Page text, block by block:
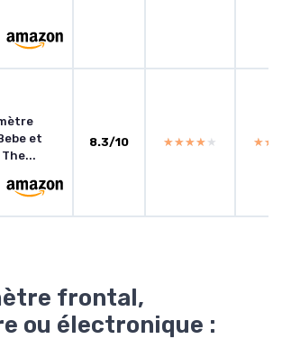
et
8.3/10 ★★★★★
★★★★★
frontal,
ou électronique :